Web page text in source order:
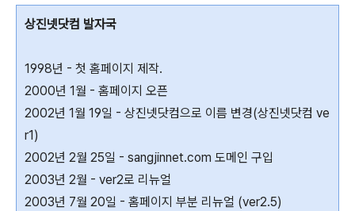
상진넷닷컴 발자국
1998년 - 첫 홈페이지 제작.
2000년 1월 - 홈페이지 오픈
2002년 1월 19일 - 상진넷닷컴으로 이름 변경(상진넷닷컴 ve
r1)
2002년 2월 25일 - sangjinnet.com 도메인 구입
2003년 2월 - ver2로 리뉴얼
2003년 7월 20일 - 홈페이지 부분 리뉴얼 (ver2.5)